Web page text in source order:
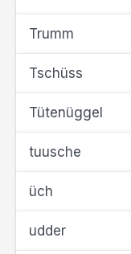
Trumm
Tschüss
Tütenüggel
tuusche
üch
udder